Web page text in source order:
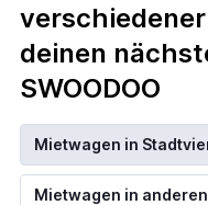
deinen
SWOODOO
Mietwagen in
Mietwagen in